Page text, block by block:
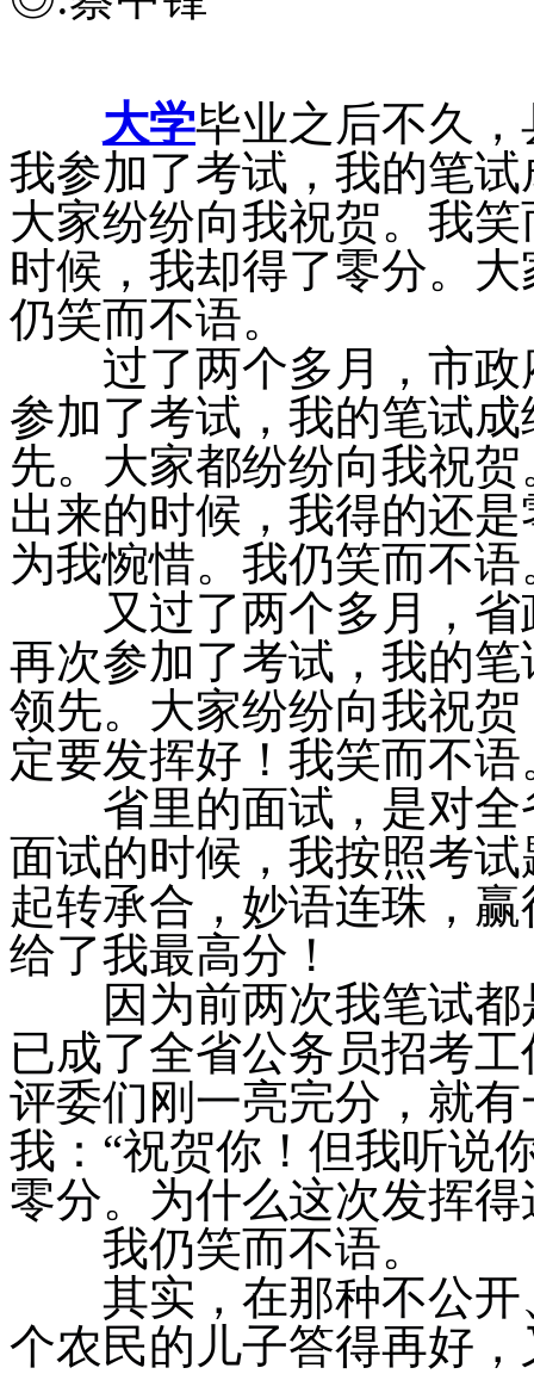
大学毕业之后不久
我参加了考试，我的笔
大家纷纷向我祝贺。我
时候，我却得了零分。
仍笑而不语。
过了两个多月，市政
参加了考试，我的笔试
先。大家都纷纷向我祝
出来的时候，我得的还
为我惋惜。我仍笑而不语
又过了两个多月，省
再次参加了考试，我的
领先。大家纷纷向我祝
定要发挥好！我笑而不语
省里的面试，是对全
面试的时候，我按照考
起转承合，妙语连珠，
给了我最高分！
因为前两次我笔试都
已成了全省公务员招考
评委们刚一亮完分，就
我：“祝贺你！但我听说
零分。为什么这次发挥得
我仍笑而不语。
其实，在那种不公开
个农民的儿子答得再好